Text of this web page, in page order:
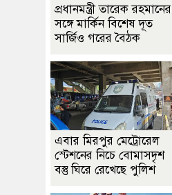
প্রধানমন্ত্রী তারেক রহমানের
সঙ্গে মার্কিন বিশেষ দূত
সার্জিও গরের বৈঠক
এবার মিরপুর মেট্রোরেল
স্টেশনের নিচে বোমাসদৃশ
বস্তু ঘিরে রেখেছে পুলিশ